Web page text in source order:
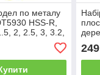
по металу
HSS-R,
2, 2.5, 3, 3.2,
4.2, 4.5, 4.8, 5,
7.5, 8,
249